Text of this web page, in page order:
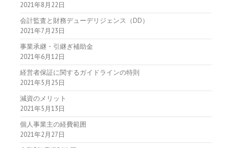
2021年8月22日
会計監査と財務デューデリジェンス（DD）
2021年7月23日
事業承継・引継ぎ補助金
2021年6月12日
経営者保証に関するガイドラインの特則
2021年5月25日
減資のメリット
2021年5月13日
個人事業主の経費範囲
2021年2月27日